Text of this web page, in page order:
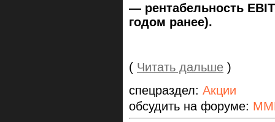
— рентабельность
годом ранее).
( Читать дальше )
спецраздел: Акции
обсудить на форуме: